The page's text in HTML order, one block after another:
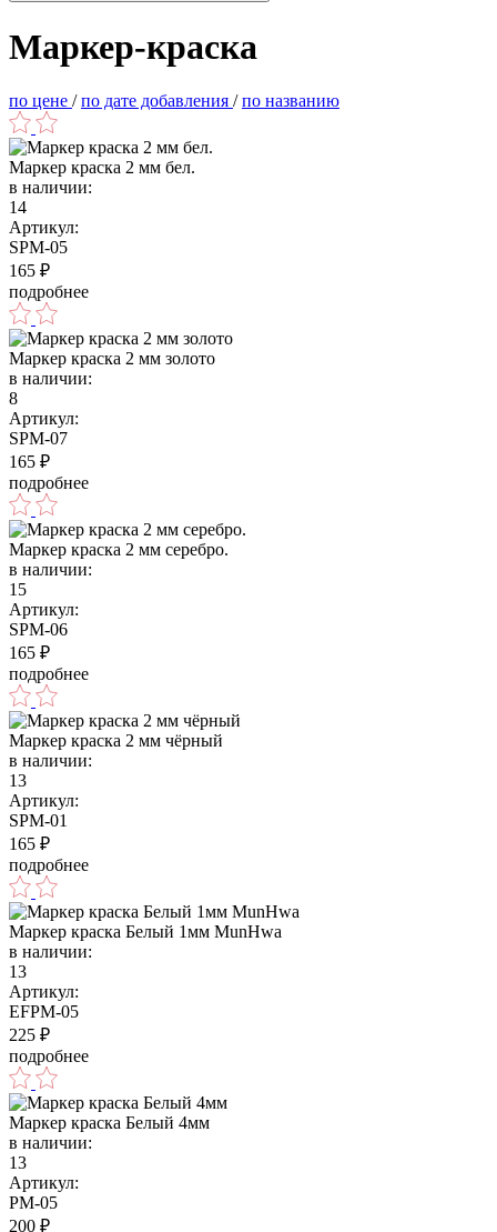
Маркер-краска
по цене /по дате добавления /по названию
Маркер краска 2 мм бел.
в наличии:
14
Артикул:
SPM-05
165 ₽
подробнее
Маркер краска 2 мм золото
в наличии:
8
Артикул:
SPM-07
165 ₽
подробнее
Маркер краска 2 мм серебро.
в наличии:
15
Артикул:
SPM-06
165 ₽
подробнее
Маркер краска 2 мм чёрный
в наличии:
13
Артикул:
SPM-01
165 ₽
подробнее
Маркер краска Белый 1мм MunHwa
в наличии:
13
Артикул:
EFPM-05
225 ₽
подробнее
Маркер краска Белый 4мм
в наличии:
13
Артикул:
PM-05
200 ₽